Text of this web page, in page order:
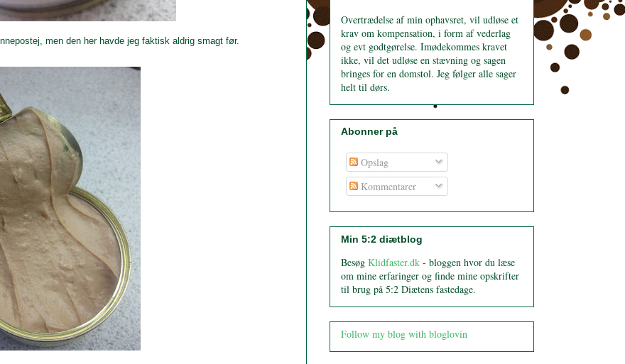
men den her havde jeg faktisk aldrig smagt før.
Overtrædelse af min ophavsret, vil udløse et
krav om kompensation, i form af vederlag
og evt godtgørelse. Imødekommes kravet
ikke, vil det udløse en stævning og sagen
bringes for en domstol. Jeg følger alle sager
helt til dørs.
Abonner på
Opslag
Kommentarer
Min 5:2 diætblog
Besøg Klidfaster.dk - bloggen hvor du læse
om mine erfaringer og finde mine opskrifter
til brug på 5:2 Diætens fastedage.
Follow my blog with bloglovin